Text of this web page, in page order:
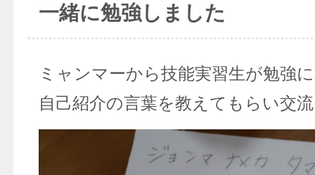
一緒に勉強しました
ミャンマーから技能実習生が勉強
自己紹介の言葉を教えてもらい交